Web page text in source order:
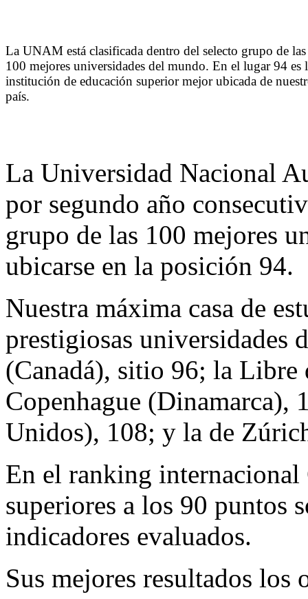
La UNAM está clasificada dentro del selecto grupo de las
100 mejores universidades del mundo. En el lugar 94 es
institución de educación superior mejor ubicada de
país.
La Universidad Nacional
por segundo año
grupo de las 100 mejores
ubicarse en la posición 94.
Nuestra máxima casa de
prestigiosas universidades
(Canadá), sitio 96; la
Copenhague (Dinamarca),
Unidos), 108; y la de
En el ranking
superiores a los 90 puntos
indicadores evaluados.
Sus mejores resultados los